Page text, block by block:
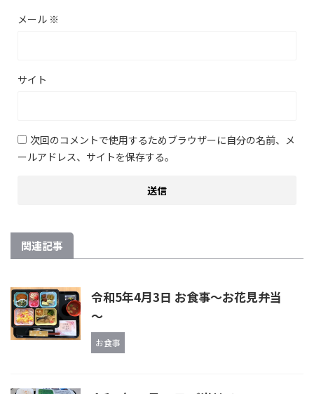
メール ※
サイト
次回のコメントで使用するためブラウザーに自分の名前、メ
ールアドレス、サイトを保存する。
関連記事
令和5年4月3日 お食事～お花見弁当
～
お食事